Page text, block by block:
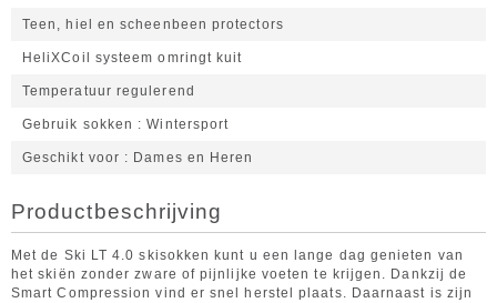
Teen, hiel en scheenbeen protectors
HeliXCoil systeem omringt kuit
Temperatuur regulerend
Gebruik sokken Wintersport
Geschikt voor Dames en Heren
Productbeschrijving
Met de Ski LT 4.0 skisokken kunt u een lange dag genieten van
het skiën zonder zware of pijnlijke voeten te krijgen. Dankzij de
Smart Compression vind er snel herstel plaats. Daarnaast is zijn